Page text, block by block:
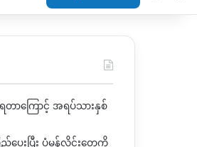
ာကြောင့် အရပ်သားနှစ်
ပေးပြီး ပုံမှန်လိုင်းတွေကို